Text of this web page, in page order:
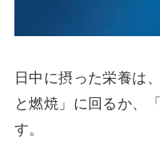
日中に摂った栄養は
と燃焼」に回るか、
す。